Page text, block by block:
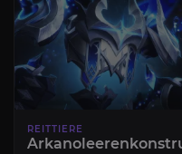
REITTIERE